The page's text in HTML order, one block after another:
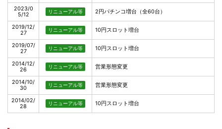
2023/0
5/12
リニューアル等 2円パチンコ増台（全60台）
2019/12/
27
リニューアル等 10円スロット増台
2019/07/
27
リニューアル等 10円スロット増台
2014/12/
26
リニューアル等 営業形態変更
2014/10/
30
リニューアル等 営業形態変更
2014/02/
28
リニューアル等 10円スロット増台